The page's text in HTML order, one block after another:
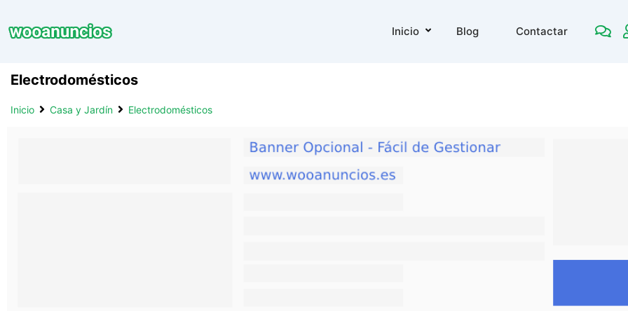
Inicio Blog Contactar
Electrodomésticos
Inicio Casa y Jardí­n Electrodomésticos